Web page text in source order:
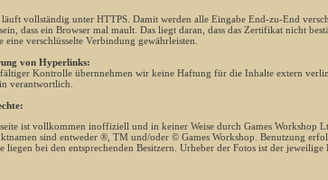
läuft vollständig unter HTTPS. Damit werden alle Eingabe End-zu-End
dass ein Browser mal mault. Das liegt daran, dass das Zertifikat nicht
eine verschlüsselte Verbindung gewährleisten.
von Hyperlinks:
Kontrolle übernnehmen wir keine Haftung für die Inhalte extern
verantwortlich.
ist vollkommen inoffiziell und in keiner Weise durch Games Workshop
sind entweder ®, TM und/oder © Games Workshop. Benutzung
liegen bei den entsprechenden Besitzern. Urheber der Fotos ist der